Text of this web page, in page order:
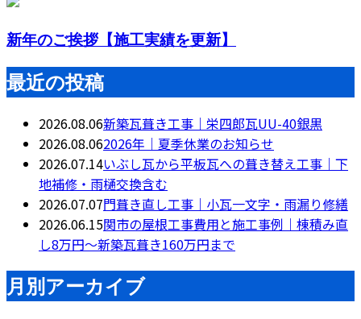
新年のご挨拶【施工実績を更新】
最近の投稿
2026.08.06新築瓦葺き工事｜栄四郎瓦UU-40銀黒
2026.08.062026年｜夏季休業のお知らせ
2026.07.14いぶし瓦から平板瓦への葺き替え工事｜下
地補修・雨樋交換含む
2026.07.07門葺き直し工事｜小瓦一文字・雨漏り修繕
2026.06.15関市の屋根工事費用と施工事例｜棟積み直
し8万円〜新築瓦葺き160万円まで
月別アーカイブ